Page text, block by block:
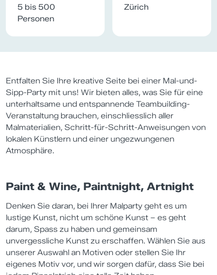
5 bis 500
Personen
Zürich
Entfalten Sie Ihre kreative Seite bei einer Mal-und-
Sipp-Party mit uns! Wir bieten alles, was Sie für eine
unterhaltsame und entspannende Teambuilding-
Veranstaltung brauchen, einschliesslich aller
Malmaterialien, Schritt-für-Schritt-Anweisungen von
lokalen Künstlern und einer ungezwungenen
Atmosphäre.
Paint & Wine, Paintnight, Artnight
Denken Sie daran, bei Ihrer Malparty geht es um
lustige Kunst, nicht um schöne Kunst – es geht
darum, Spass zu haben und gemeinsam
unvergessliche Kunst zu erschaffen. Wählen Sie aus
unserer Auswahl an Motiven oder stellen Sie Ihr
eigenes Motiv vor, und wir sorgen dafür, dass Sie bei